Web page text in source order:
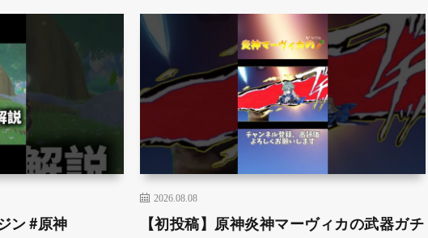
ン #原神
2026.08.08
【初投稿】原神炎神マーヴィカの武器ガチ